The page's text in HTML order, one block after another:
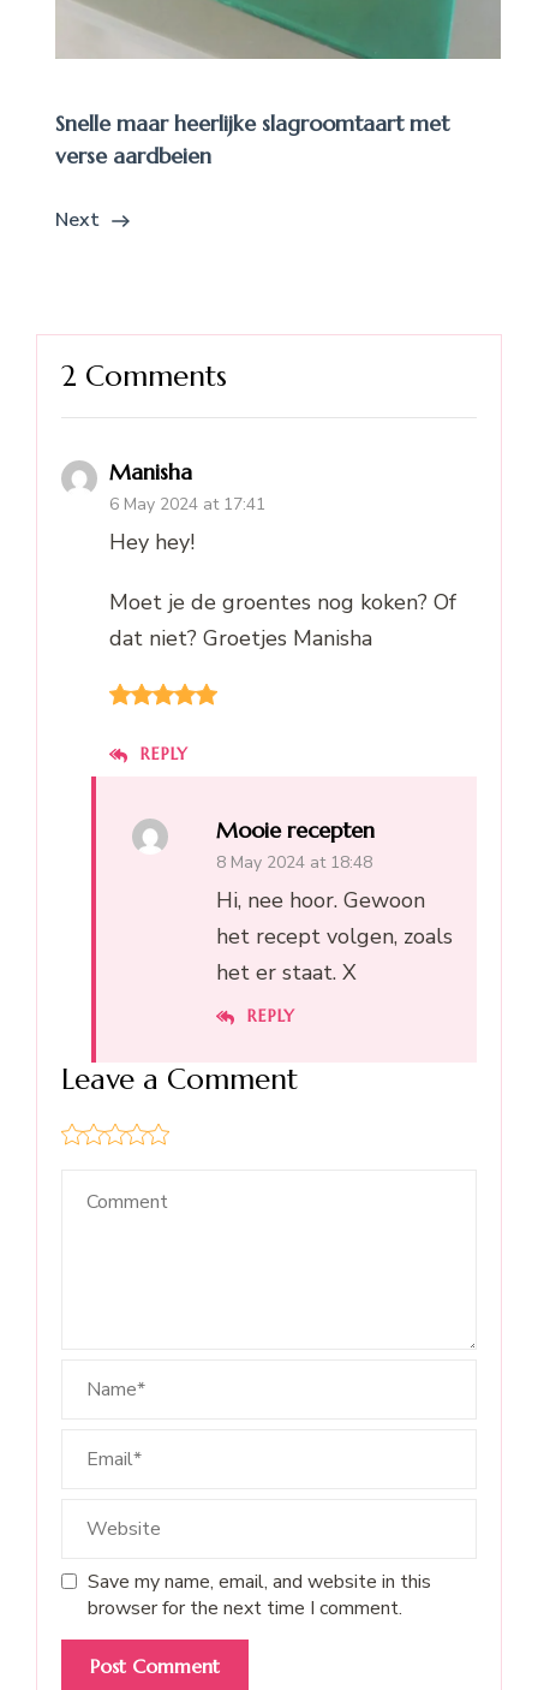
Snelle maar heerlijke slagroomtaart met
verse aardbeien
Next
2 Comments
Manisha
6 May 2024 at 17:41
REPLY
Hey hey!
Moet je de groentes nog koken? Of
dat niet? Groetjes Manisha
Mooie recepten
8 May 2024 at 18:48
REPLY
Hi, nee hoor. Gewoon
het recept volgen, zoals
het er staat. X
Leave a Comment
Save my name, email, and website in this
browser for the next time I comment.